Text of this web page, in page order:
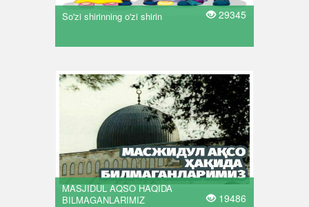
So'zi shirinning o'zi shirin 29345
MASJIDUL AQSO HAQIDA
BILMAGANLARIMIZ
19486